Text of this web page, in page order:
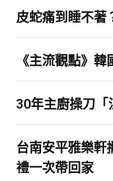
皮蛇痛到睡不著
《主流觀點》
30年主廚操刀「
台南安平雅樂
禮一次帶回家